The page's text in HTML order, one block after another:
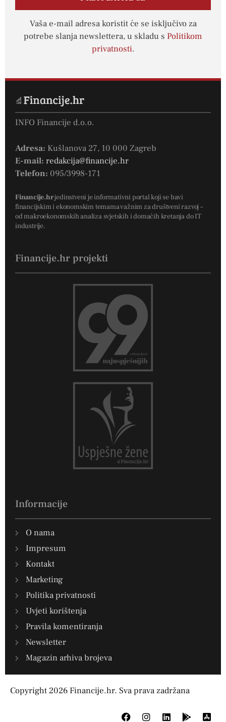
Vaša e-mail adresa koristit će se isključivo za
potrebe slanja newslettera, u skladu s Politikom
privatnosti.
INFO Financije d.o.o.
Adresa: Kušlanova 27, 10 000 Zagreb
E-mail: redakcija@financije.hr
Telefon: 095/3998-171
Financije.hrjedinstveni je informativni portal koji se bavi
financijskim i ekonomskim temama važnim za društveni razvoj –
od makroekonomskih analiza svjetskih i domaćih kretanja do IT
industrije.
Financije.hr projekti
Informacije
O nama
Impresum
Kontakt
Marketing
Politika privatnosti
Uvjeti korištenja
Pravila komentiranja
Newsletter
Magazin arhiva brojeva
Copyright 2026 Financije.hr. Sva prava zadržana